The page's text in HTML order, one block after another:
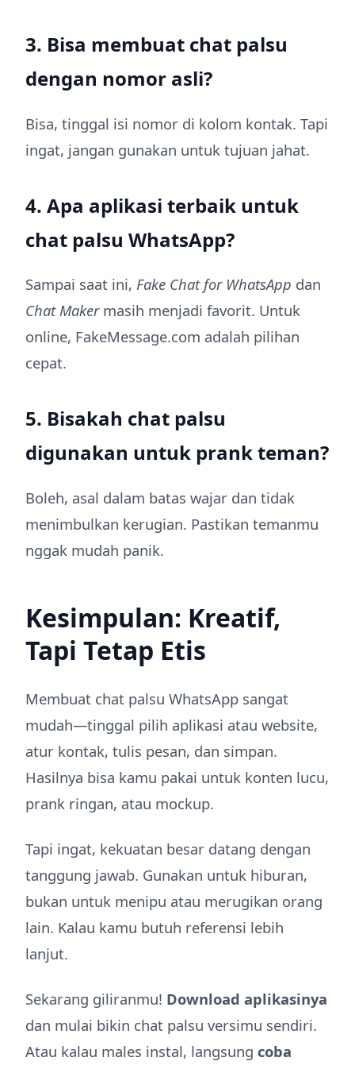
3. Bisa membuat chat palsu
dengan nomor asli?
Bisa, tinggal isi nomor di kolom kontak. Tapi
ingat, jangan gunakan untuk tujuan jahat.
4. Apa aplikasi terbaik untuk
chat palsu WhatsApp?
Sampai saat ini, Fake Chat for WhatsApp dan
Chat Makermasih menjadi favorit. Untuk
online, FakeMessage.com adalah pilihan
cepat.
5. Bisakah chat palsu
digunakan untuk prank teman?
Boleh, asal dalam batas wajar dan tidak
menimbulkan kerugian. Pastikan temanmu
nggak mudah panik.
Kesimpulan: Kreatif,
Tapi Tetap Etis
Membuat chat palsu WhatsApp sangat
mudah—tinggal pilih aplikasi atau website,
atur kontak, tulis pesan, dan simpan.
Hasilnya bisa kamu pakai untuk konten lucu,
prank ringan, atau mockup.
Tapi ingat, kekuatan besar datang dengan
tanggung jawab. Gunakan untuk hiburan,
bukan untuk menipu atau merugikan orang
lain. Kalau kamu butuh referensi lebih
lanjut.
Sekarang giliranmu! Download aplikasinya
dan mulai bikin chat palsu versimu sendiri.
Atau kalau males instal, langsung coba